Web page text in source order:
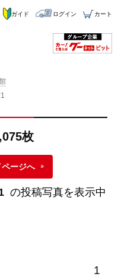
ガイド ログイン カート
枚
ージへ
の投稿写真を表示中
1